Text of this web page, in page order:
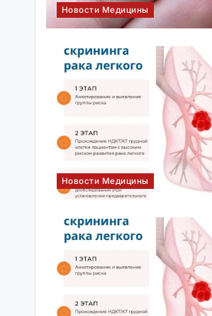
Причины мужского
бесплодия
Аллергический ринит
Фортранс – залог
качественного осмотра
Новости Медицины
Новости Медицины